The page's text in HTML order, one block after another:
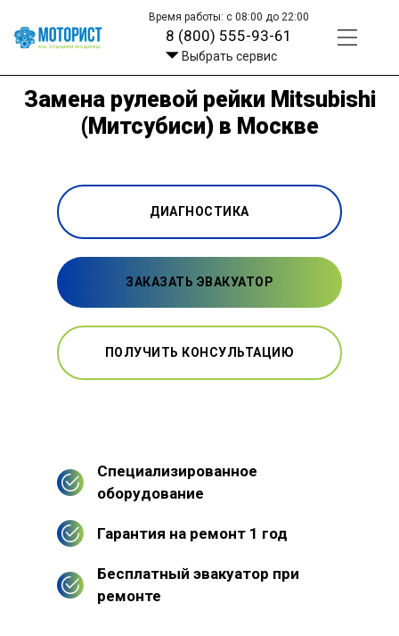
Время работы: с 08:00 до 22:00
8 (800) 555-93-61
Выбрать сервис
Замена рулевой рейки Mitsubishi
(Митсубиси) в Москве
ДИАГНОСТИКА
ЗАКАЗАТЬ ЭВАКУАТОР
ПОЛУЧИТЬ КОНСУЛЬТАЦИЮ
Специализированное
оборудование
Гарантия на ремонт 1 год
Бесплатный эвакуатор при
ремонте